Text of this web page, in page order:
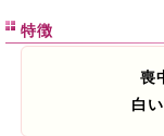
特徴
喪
白